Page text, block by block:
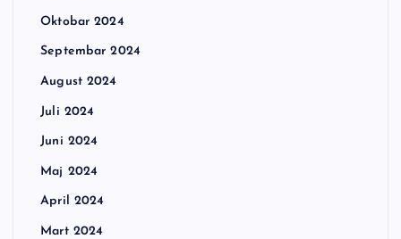
Oktobar 2024
Septembar 2024
August 2024
Juli 2024
Juni 2024
Maj 2024
April 2024
Mart 2024